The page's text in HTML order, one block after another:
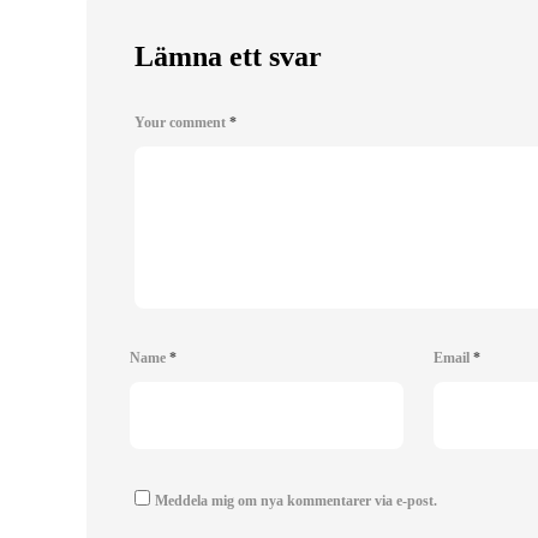
Lämna ett svar
Your comment *
Name * Email *
Meddela mig om nya kommentarer via e-post.